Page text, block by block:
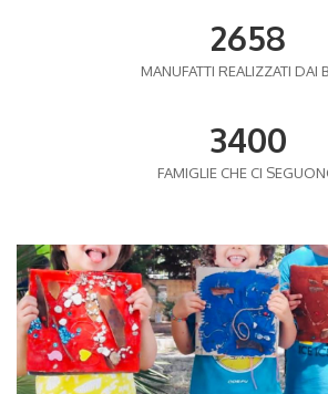
2658
MANUFATTI REALIZZATI DAI
3400
FAMIGLIE CHE CI